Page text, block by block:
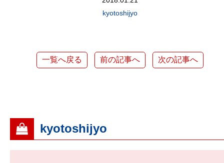
kyotoshijyo
一覧へ戻る 前の記事へ 次の記事へ
kyotoshijyo